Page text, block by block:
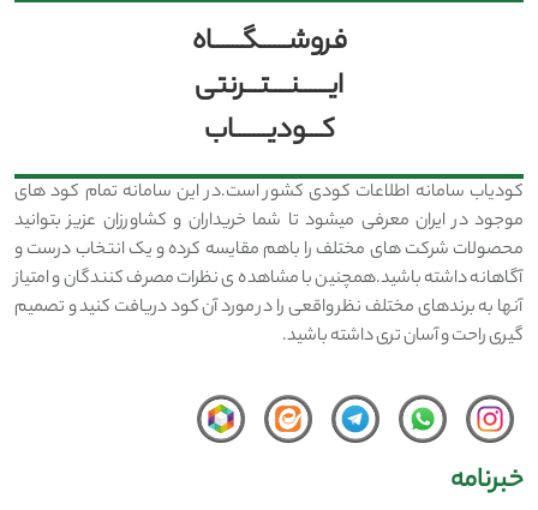
فروشــــــگــــــاه
ایــــــنــــتـــرنتی
کـــودیـــــــاب
کودیاب سامانه اطلاعات کودی کشور است.در این سامانه تمام کود های
موجود در ایران معرفی میشود تا شما خریداران و کشاورزان عزیز بتوانید
محصولات شرکت های مختلف را باهم مقایسه کرده و یک انتخاب درست و
آگاهانه داشته باشید.همچنین با مشاهده ی نظرات مصرف کنندگان و امتیاز
آنها به برندهای مختلف نظر واقعی را در مورد آن کود دریافت کنید و تصمیم
گیری راحت و آسان تری داشته باشید.
خبرنامه